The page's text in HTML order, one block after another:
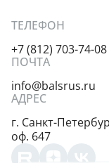
ТЕЛЕФОН
+7 (812) 703-74-08
ПОЧТА
info@balsrus.ru
АДРЕС
г. Санкт-
оф. 647